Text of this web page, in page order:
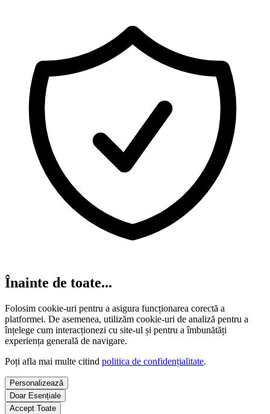
Înainte de toate...
Folosim cookie-uri pentru a asigura funcționarea corectă a
platformei. De asemenea, utilizăm cookie-uri de analiză pentru a
înțelege cum interacționezi cu site-ul și pentru a îmbunătăți
experiența generală de navigare.
Poți afla mai multe citind politica de confidențialitate.
Personalizează
Doar Esențiale
Accept Toate